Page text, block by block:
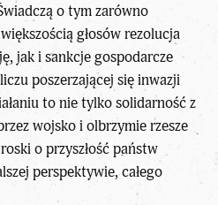
o tym zarówno
głosów rezolucja
jak i sankcje gospodarcze
poszerzającej się inwazji
to nie tylko solidarność z
wojsko i olbrzymie rzesze
o przyszłość państw
perspektywie, całego